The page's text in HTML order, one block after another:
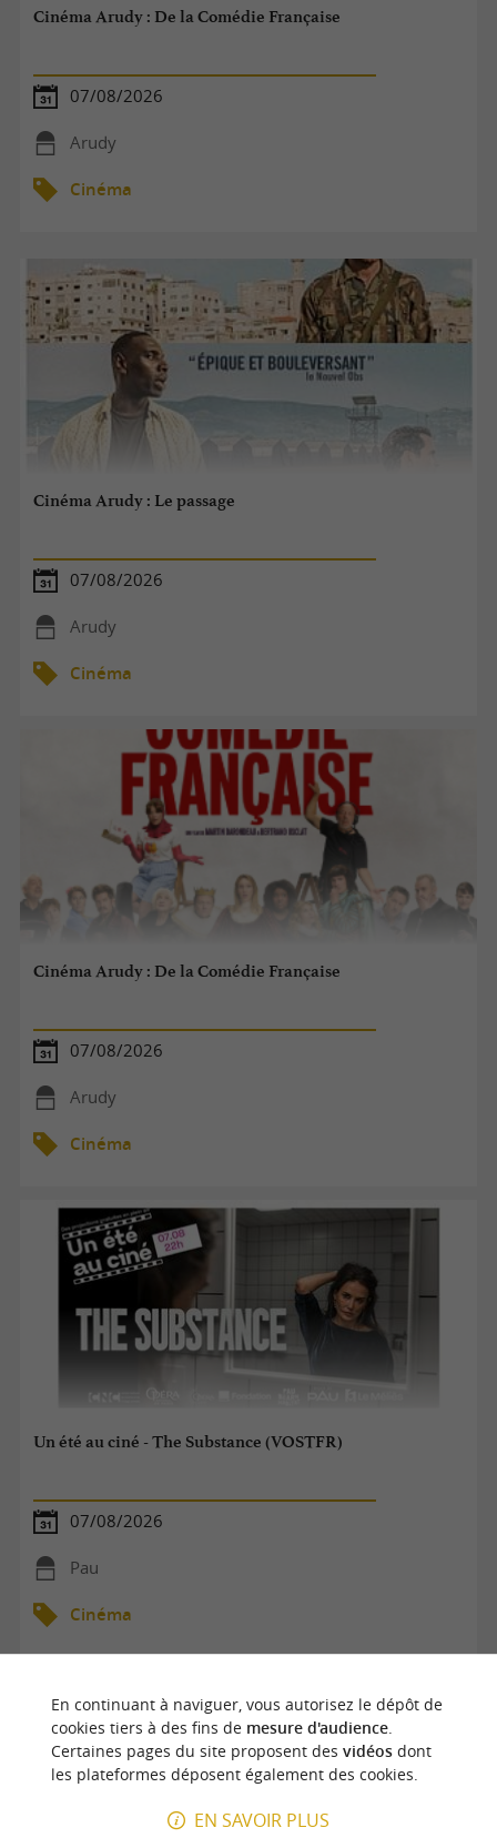
Cinéma Arudy : De la Comédie Française
07/08/2026
Arudy
Cinéma
Cinéma Arudy : Le passage
07/08/2026
Arudy
Cinéma
Cinéma Arudy : De la Comédie Française
07/08/2026
Arudy
Cinéma
Un été au ciné - The Substance (VOSTFR)
07/08/2026
Pau
Cinéma
En continuant à naviguer, vous autorisez le dépôt de
cookies tiers à des fins de mesure d'audience.
Certaines pages du site proposent des vidéosdont
les plateformes déposent également des cookies.
EN SAVOIR PLUS